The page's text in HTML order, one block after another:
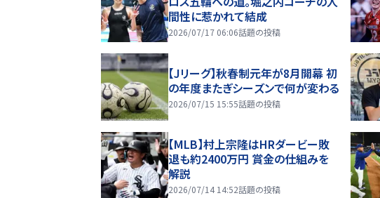
間性に惹かれて結成
2026/07/17 06:06話題の投稿
【Jリーグ】秋春制元年が8月開幕 初
の年度またぎシーズンで何が変わる
2026/07/15 15:55話題の投稿
【MLB】村上宗隆はHRダービー敗
退も約2400万円 賞金の仕組みを
解説
2026/07/14 14:52話題の投稿